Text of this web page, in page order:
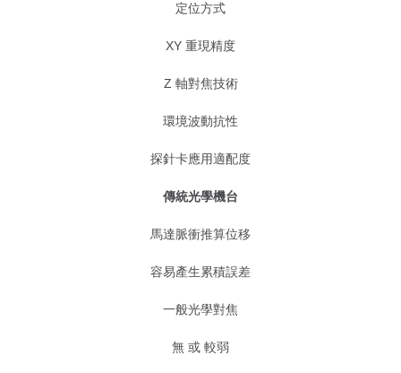
定位方式
XY 重現精度
Z 軸對焦技術
環境波動抗性
探針卡應用適配度
傳統光學機台
馬達脈衝推算位移
容易產生累積誤差
一般光學對焦
無 或 較弱